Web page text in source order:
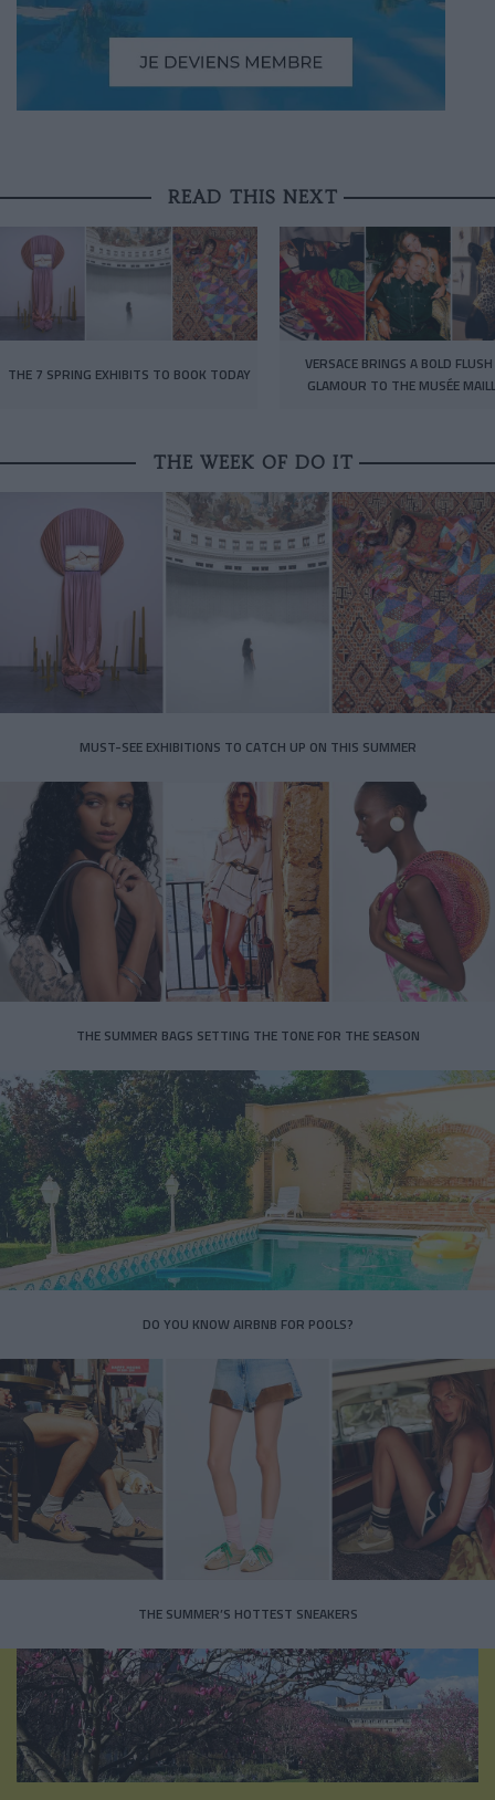
READ THIS NEXT
THE 7 SPRING EXHIBITS TO BOOK TODAY
VERSACE BRINGS A BOLD
GLAMOUR TO THE MUSÉE
THE WEEK OF DO IT
MUST-SEE EXHIBITIONS TO CATCH UP ON THIS SUMMER
THE SUMMER BAGS SETTING THE TONE FOR THE SEASON
DO YOU KNOW AIRBNB FOR POOLS?
THE SUMMER’S HOTTEST SNEAKERS